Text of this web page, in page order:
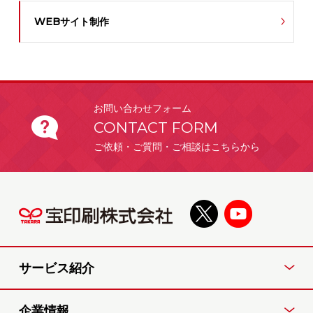
WEBサイト制作
お問い合わせフォーム
CONTACT FORM
ご依頼・ご質問・ご相談はこちらから
サービス紹介